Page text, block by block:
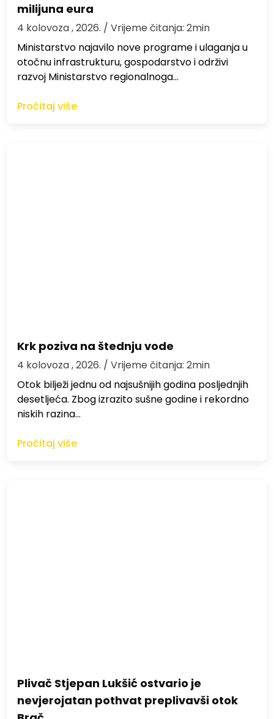
milijuna eura
4 kolovoza , 2026. / Vrijeme čitanja: 2min
Ministarstvo najavilo nove programe i ulaganja u
otočnu infrastrukturu, gospodarstvo i održivi
razvoj Ministarstvo regionalnoga…
Pročitaj više
Krk poziva na štednju vode
4 kolovoza , 2026. / Vrijeme čitanja: 2min
Otok bilježi jednu od najsušnijih godina posljednjih
desetljeća. Zbog izrazito sušne godine i rekordno
niskih razina…
Pročitaj više
Plivač Stjepan Lukšić ostvario je
nevjerojatan pothvat preplivavši otok